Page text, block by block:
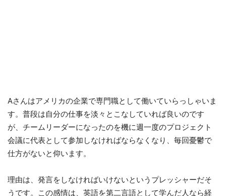
Aさんはアメリカの企業で専門職として働いていらっしゃいま
す。普段は自分の仕事を淡々とこなしていれば良いのです
が、チームリーダーになったのを機に週一度のプロジェクト
会議に代表として参加しなければならなくなり、毎回憂鬱で
仕方がないと仰います。
理由は、発言をしなければいけないというプレッシャーだそ
うです。この感情は、英語を第二言語として学んだ人なら経